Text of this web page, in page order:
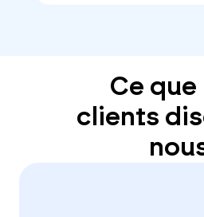
Ce que
clients